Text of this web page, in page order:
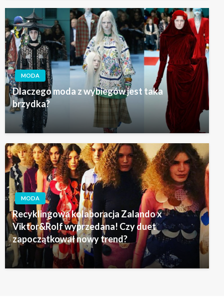
MODA
Dlaczego moda z wybiegów jest taka
brzydka?
MODA
Recyklingowa kolaboracja Zalando x
Viktor&Rolf wyprzedana! Czy duet
zapoczątkował nowy trend?